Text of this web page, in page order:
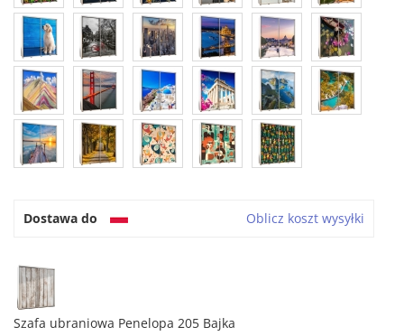
Dostawa do Oblicz koszt wysyłki
Szafa ubraniowa Penelopa 205 Bajka